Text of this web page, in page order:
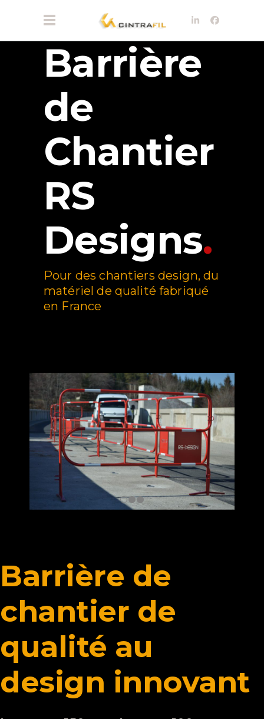
Barrière
de
Chantier
RS
Designs.
Pour des chantiers design, du
matériel de qualité fabriqué
en France
Barrière de
chantier de
qualité au
design innovant